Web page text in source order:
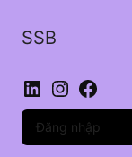
SSB
LinkedIn
Đăng nhập